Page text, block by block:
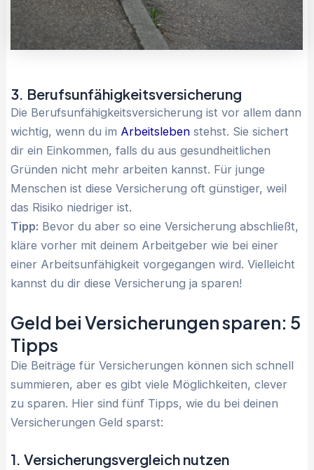
3. Berufsunfähigkeitsversicherung
Die Berufsunfähigkeitsversicherung ist vor allem dann
wichtig, wenn du im Arbeitsleben stehst. Sie sichert
dir ein Einkommen, falls du aus gesundheitlichen
Gründen nicht mehr arbeiten kannst. Für junge
Menschen ist diese Versicherung oft günstiger, weil
das Risiko niedriger ist.
Tipp: Bevor du aber so eine Versicherung abschließt,
kläre vorher mit deinem Arbeitgeber wie bei einer
einer Arbeitsunfähigkeit vorgegangen wird. Vielleicht
kannst du dir diese Versicherung ja sparen!
Geld bei Versicherungen sparen: 5
Tipps
Die Beiträge für Versicherungen können sich schnell
summieren, aber es gibt viele Möglichkeiten, clever
zu sparen. Hier sind fünf Tipps, wie du bei deinen
Versicherungen Geld sparst:
1. Versicherungsvergleich nutzen